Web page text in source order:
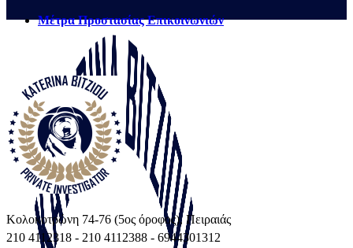
Μέτρα Προστασίας Επικοινωνιών
Κολοκοτρώνη 74-76 (5ος όροφος), Πειραιάς
210 4112318 - 210 4112388 - 6944301312